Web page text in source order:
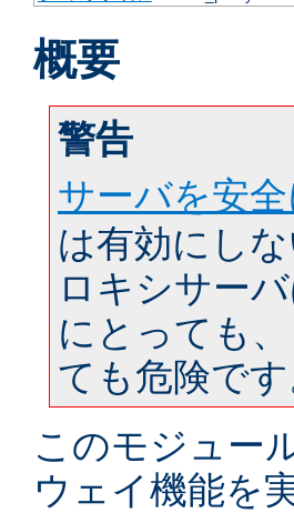
概要
警告
サーバを安
は有効にし
ロキシサー
にとっても
ても危険です
このモジュー
ウェイ機能を